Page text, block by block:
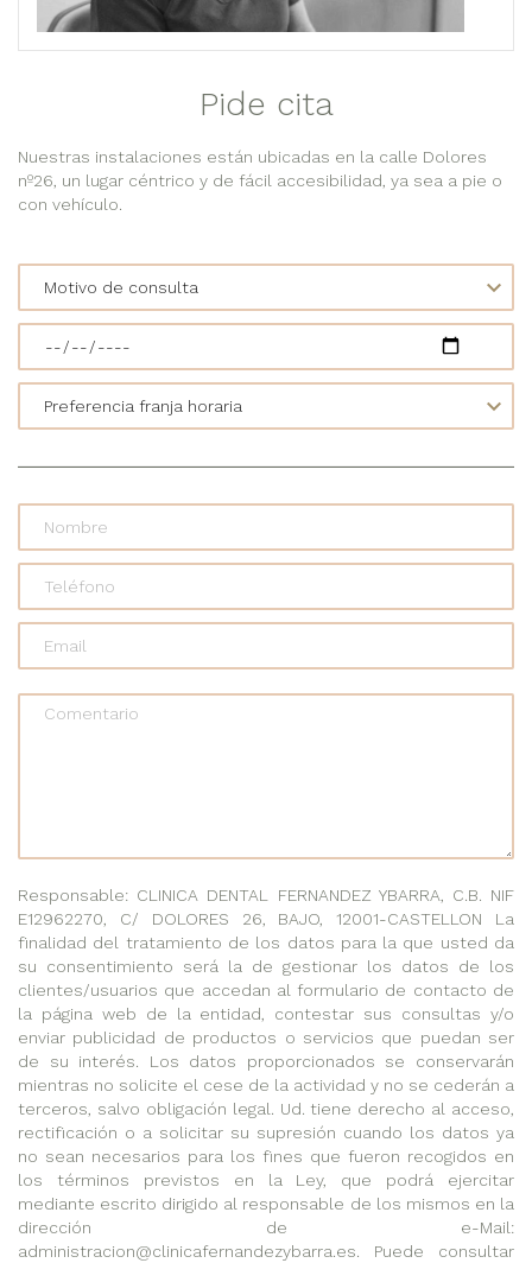
Pide cita
Nuestras instalaciones están ubicadas en la calle Dolores
nº26, un lugar céntrico y de fácil accesibilidad, ya sea a pie o
con vehículo.
Responsable: CLINICA DENTAL FERNANDEZ YBARRA, C.B. NIF
E12962270, C/ DOLORES 26, BAJO, 12001-CASTELLON La
finalidad del tratamiento de los datos para la que usted da
su consentimiento será la de gestionar los datos de los
clientes/usuarios que accedan al formulario de contacto de
la página web de la entidad, contestar sus consultas y/o
enviar publicidad de productos o servicios que puedan ser
de su interés. Los datos proporcionados se conservarán
mientras no solicite el cese de la actividad y no se cederán a
terceros, salvo obligación legal. Ud. tiene derecho al acceso,
rectificación o a solicitar su supresión cuando los datos ya
no sean necesarios para los fines que fueron recogidos en
los términos previstos en la Ley, que podrá ejercitar
mediante escrito dirigido al responsable de los mismos en la
dirección de e-Mail:
administracion@clinicafernandezybarra.es. Puede consultar